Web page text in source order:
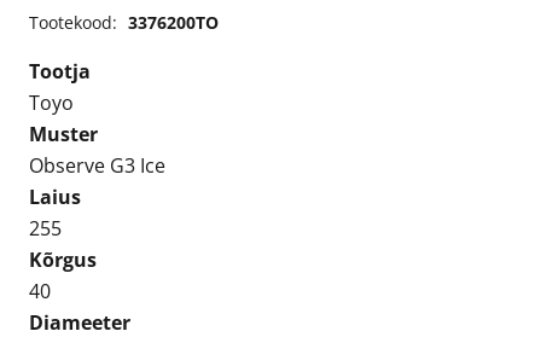
255/40R19
Naast
kogus
Tootekood: 3376200TO
Tootja
Toyo
Muster
Observe G3 Ice
Laius
255
Kõrgus
40
Diameeter